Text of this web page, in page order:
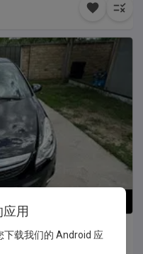
用
下载我们的 Android 应